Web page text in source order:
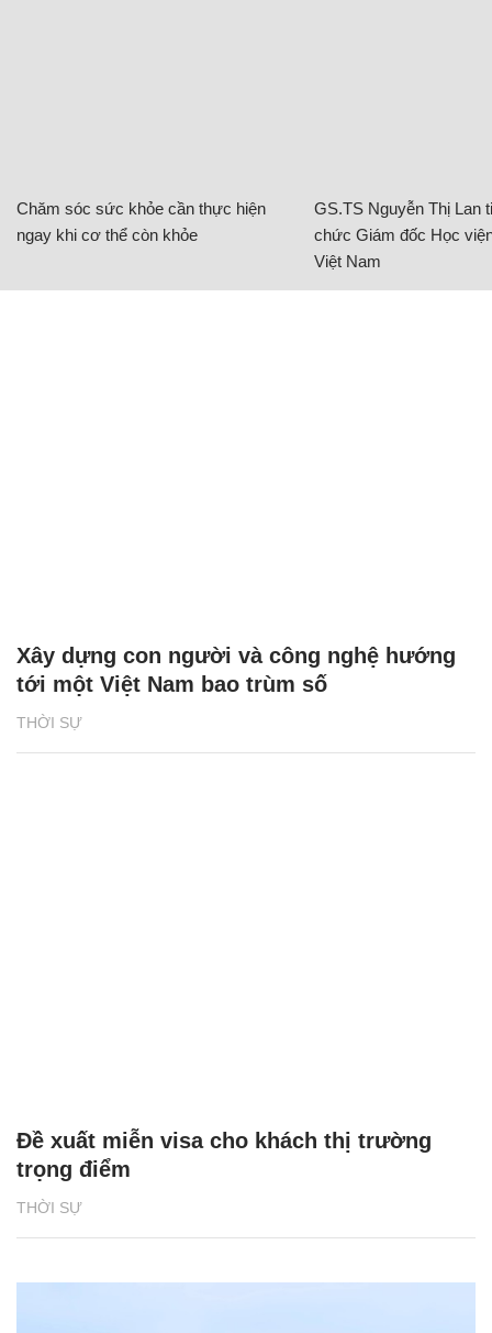
Chăm sóc sức khỏe cần thực hiện
ngay khi cơ thể còn khỏe
GS.TS Nguyễn Thị Lan
chức Giám đốc Học
Việt Nam
THỜI SỰ
Xây dựng con người và công nghệ hướng
tới một Việt Nam bao trùm số
THỜI SỰ
Đề xuất miễn visa cho khách thị trường
trọng điểm